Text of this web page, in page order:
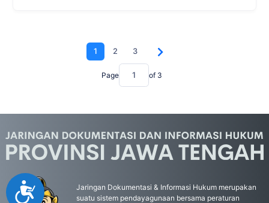
Accessibility
1 2 3
Page of 3
Jaringan Dokumentasi & Informasi Hukum merupakan
suatu sistem pendayagunaan bersama peraturan